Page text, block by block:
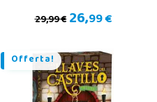
29,99 €26,99 €
Offerta!